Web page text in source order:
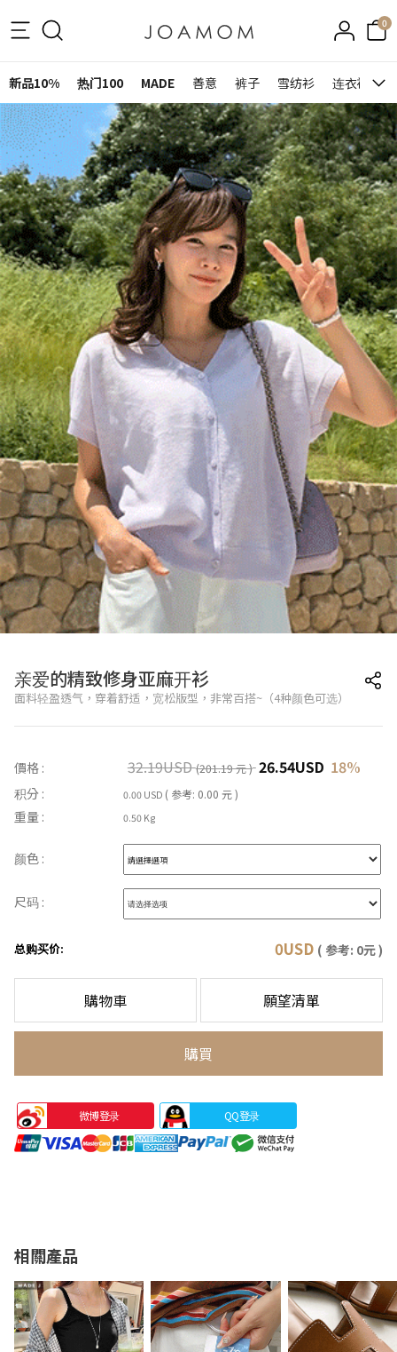
0
新品10% 热门100 MADE 善意 裤子 雪纺衫 连衣裙&裙
亲爱的精致修身亚麻开衫
面料轻盈透气，穿着舒适，宽松版型，非常百搭~（4种颜色可选）
價格 : 32.19USD (201.19 元 ) 26.54USD 18%
积分 : 0.00 USD ( 参考: 0.00 元 )
重量 : 0.50 Kg
颜色 :
尺码 :
总购买价: 0USD ( 参考: 0元 )
購物車 願望清單
購買
微博登录 QQ登录
相關產品